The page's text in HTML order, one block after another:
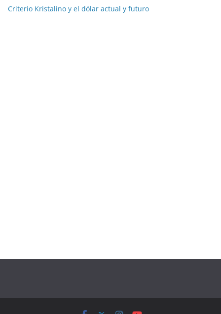
Criterio Kristalino y el dólar actual y futuro